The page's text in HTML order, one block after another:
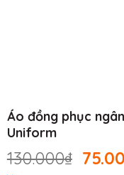
Áo đồng phục
Uniform
130.000₫